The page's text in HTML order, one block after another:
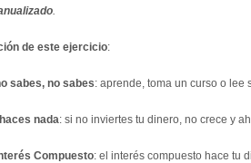
.
de este ejercicio:
sabes, no sabes: aprende, toma un curso o lee
nada: si no inviertes tu dinero, no crece y
Compuesto: el interés compuesto hace tu